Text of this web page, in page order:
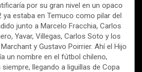
por su gran nivel en un opaco
ya estaba en Temuco como pilar del
junto a Marcelo Fracchia, Carlos
Yavar, Villegas, Carlos Soto y los
y Gustavo Poirrier. Ahí el Hijo
un nombre en el fútbol chileno,
llegando a liguillas de Copa